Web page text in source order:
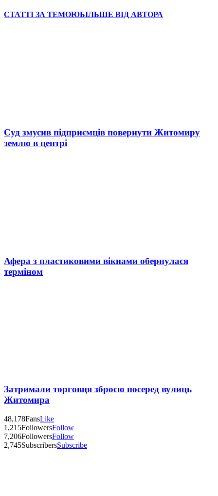
СТАТТІ ЗА ТЕМОЮБІЛЬШЕ ВІД АВТОРА
Суд змусив підприємців повернути Житомиру
землю в центрі
Афера з пластиковими вікнами обернулася
терміном
Затримали торговця зброєю посеред вулиць
Житомира
48,178FansLike
1,215FollowersFollow
7,206FollowersFollow
2,745SubscribersSubscribe